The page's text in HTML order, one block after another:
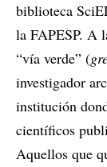
biblioteca
la FAPESP. A
“vía verde” (
investigador
institución
científicos
Aquellos que